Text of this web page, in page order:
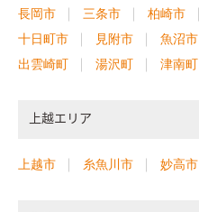
長岡市 三条市 柏崎市
十日町市
見附市 魚沼市
出雲崎町
湯沢町 津南町
上越エリア
上越市 糸魚川市 妙高市